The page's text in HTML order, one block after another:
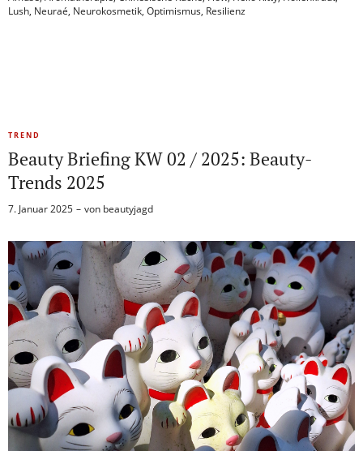
Lush, Neuraé, Neurokosmetik, Optimismus, Resilienz
TREND
Beauty Briefing KW 02 / 2025: Beauty-
Trends 2025
7. Januar 2025 von beautyjagd